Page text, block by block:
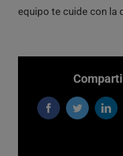
equipo te cuide con la
FacebookTwitter